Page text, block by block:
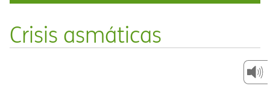
Crisis asmáticas